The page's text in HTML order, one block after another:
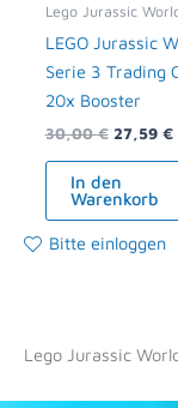
Lego Jurassic
LEGO Jurassic
Serie 3 Trading
20x Booster
30,00€ 27,59 €
In den
Warenkorb
Bitte einloggen
Lego Jurassic